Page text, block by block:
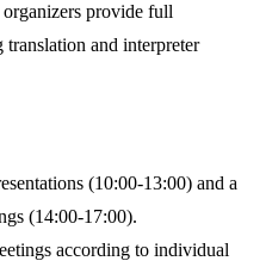
provide full
translation and interpreter
(10:00-13:00) and a
(14:00-17:00).
according to individual